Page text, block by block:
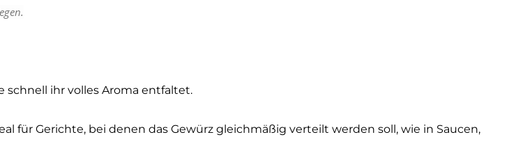
schnell ihr volles Aroma entfaltet.
für Gerichte, bei denen das Gewürz gleichmäßig verteilt werden soll, wie in Saucen,